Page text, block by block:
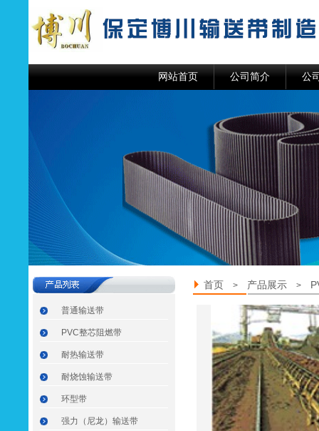
网站首页 公司简介 公
普通输送带
PVC整芯阻燃带
耐热输送带
耐烧蚀输送带
环型带
强力（尼龙）输送带
首页 > 产品展示 >